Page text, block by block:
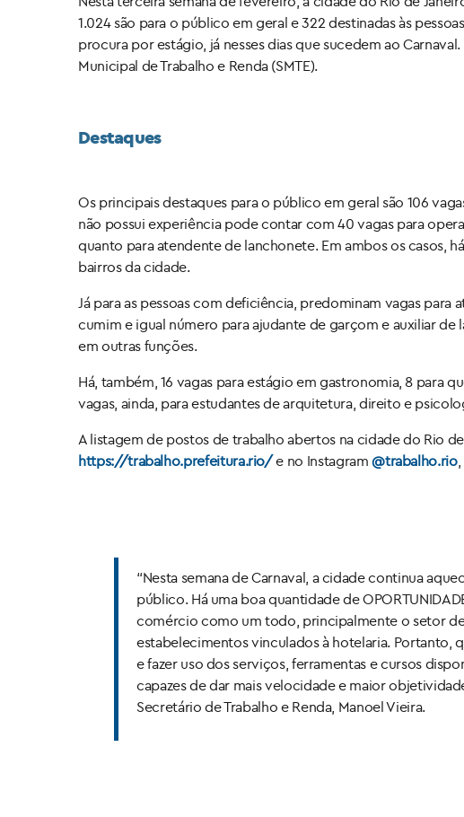
1.024 são para o público em geral e 322 destinadas às
procura por estágio, já nesses dias que sucedem ao
Municipal de Trabalho e Renda (SMTE).
Destaques
Os principais destaques para o público em geral são 106
não possui experiência pode contar com 40 vagas para
quanto para atendente de lanchonete. Em ambos os casos,
bairros da cidade.
Já para as pessoas com deficiência, predominam vagas
cumim e igual número para ajudante de garçom e auxiliar
em outras funções.
Há, também, 16 vagas para estágio em gastronomia, 8 para
vagas, ainda, para estudantes de arquitetura, direito e
A listagem de postos de trabalho abertos na cidade do Rio
https://trabalho.prefeitura.rio/e no Instagram@trabalho.rio,
“Nesta semana de Carnaval, a cidade continua
público. Há uma boa quantidade de
comércio como um todo, principalmente o setor
estabelecimentos vinculados à hotelaria. Portanto,
e fazer uso dos serviços, ferramentas e cursos
capazes de dar mais velocidade e maior
Secretário de Trabalho e Renda, Manoel Vieira.